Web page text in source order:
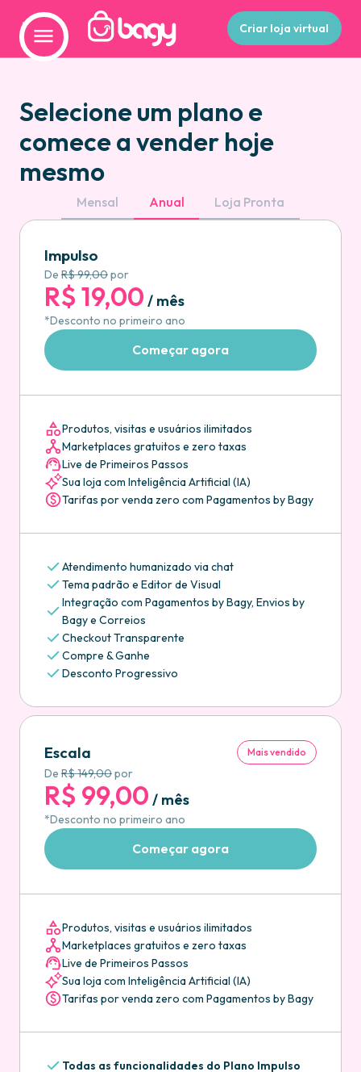
Criar loja virtual
Selecione um plano e
comece a vender hoje
mesmo
Mensal Anual Loja Pronta
Impulso
De R$ 99,00por
R$ 19,00 / mês
*Desconto no primeiro ano
Começar agora
Produtos, visitas e usuários ilimitados
Marketplaces gratuitos e zero taxas
Live de Primeiros Passos
Sua loja com Inteligência Artificial (IA)
Tarifas por venda zero com Pagamentos by Bagy
Atendimento humanizado via chat
Tema padrão e Editor de Visual
Integração com Pagamentos by Bagy, Envios by
Bagy e Correios
Checkout Transparente
Compre & Ganhe
Desconto Progressivo
Escala Mais vendido
De R$ 149,00por
R$ 99,00 / mês
*Desconto no primeiro ano
Começar agora
Produtos, visitas e usuários ilimitados
Marketplaces gratuitos e zero taxas
Live de Primeiros Passos
Sua loja com Inteligência Artificial (IA)
Tarifas por venda zero com Pagamentos by Bagy
Todas as funcionalidades do Plano Impulso